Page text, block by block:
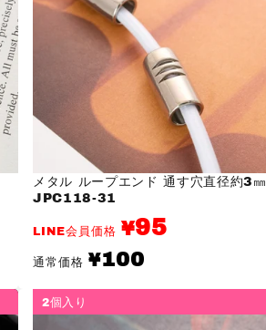
メタル ループエンド 通す穴直径約3㎜
JPC118-31
LINE会員価格 ¥95
通常価格
通
常
¥100
2個入り